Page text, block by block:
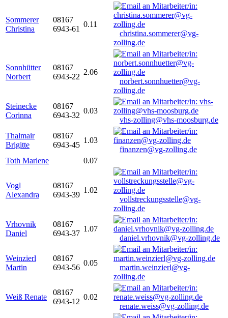
Sommerer
Christina
08167
6943-61
0.11
christina.sommerer@vg-
zolling.de
Sonnhütter
Norbert
08167
6943-22
2.06
norbert.sonnhuetter@vg-
zolling.de
Steinecke
Corinna
08167
6943-32
0.03
vhs-zolling@vhs-moosburg.de
Thalmair
Brigitte
08167
6943-45
1.03
finanzen@vg-zolling.de
Toth Marlene
0.07
Vogl
Alexandra
08167
6943-39
1.02
vollstreckungsstelle@vg-
zolling.de
Vrhovnik
Daniel
08167
6943-37
1.07
daniel.vrhovnik@vg-zolling.de
Weinzierl
Martin
08167
6943-56
0.05
martin.weinzierl@vg-
zolling.de
Weiß Renate
08167
6943-12
0.02
renate.weiss@vg-zolling.de